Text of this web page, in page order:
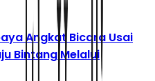
Angkat Bicara Usai
Bintang Melalui